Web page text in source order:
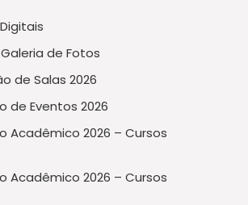
de Fotos
de Salas 2026
de Eventos 2026
Acadêmico 2026 – Cursos
Acadêmico 2026 – Cursos